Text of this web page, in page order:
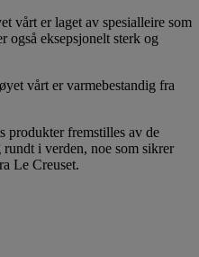
vårt er laget av spesialleire som
også eksepsjonelt sterk og
vårt er varmebestandig fra
produkter fremstilles av de
i verden, noe som sikrer
Le Creuset.